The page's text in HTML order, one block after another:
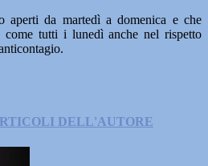
aperti da martedì a domenica e che
come tutti i lunedì anche nel rispetto
DELL'AUTORE